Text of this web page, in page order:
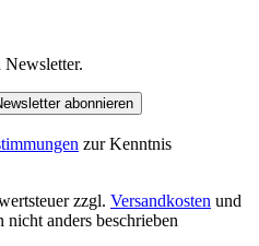
Newsletter.
abonnieren
zur Kenntnis
zzgl. Versandkosten und
anders beschrieben